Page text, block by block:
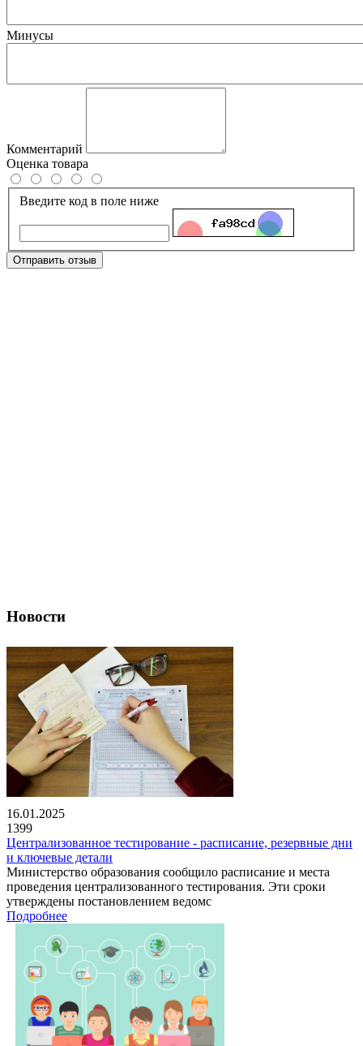
Минусы
Комментарий
Оценка товара
Введите код в поле ниже
Отправить отзыв
Новости
16.01.2025
1399
Централизованное тестирование - расписание, резервные дни
и ключевые детали
Министерство образования сообщило расписание и места
проведения централизованного тестирования. Эти сроки
утверждены постановлением ведомс
Подробнее